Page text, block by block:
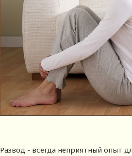
Развод - всегда неприятный опыт